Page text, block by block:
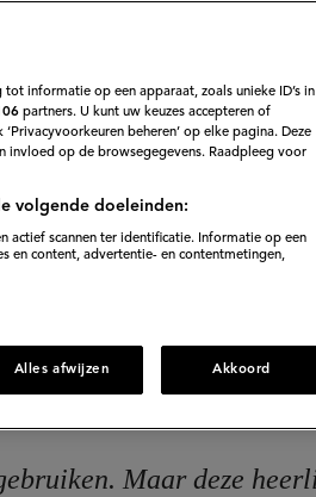
is een van onze
maken.
Maar deze
informatie op een apparaat, zoals unieke ID’s in
partners. U kunt uw keuzes accepteren of
beheren’ op elke pagina. Deze
invloed op de browsegegevens. Raadpleeg voor
volgende doeleinden:
actief scannen ter identificatie. Informatie op een
en content, advertentie- en contentmetingen,
Alles afwijzen Akkoord